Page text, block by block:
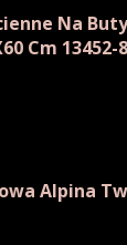
Na
Cm 13452-
Alpina